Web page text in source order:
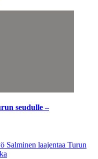
seudulle –
Salminen laajentaa Turun